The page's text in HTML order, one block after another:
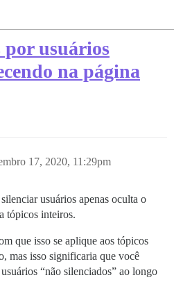
por usuários
na página
17, 2020, 11:29pm
usuários apenas oculta o
tópicos inteiros.
que isso se aplique aos tópicos
mas isso significaria que você
“não silenciados” ao longo